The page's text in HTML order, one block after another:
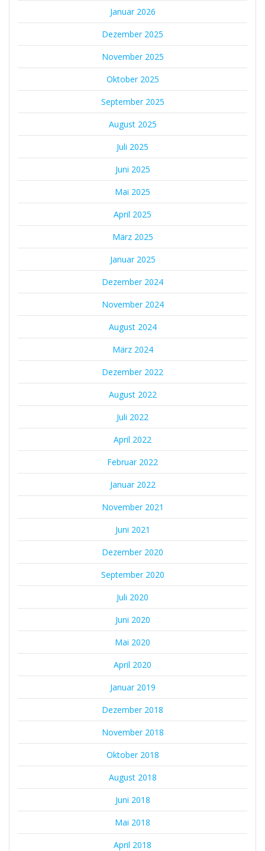
Januar 2026
Dezember 2025
November 2025
Oktober 2025
September 2025
August 2025
Juli 2025
Juni 2025
Mai 2025
April 2025
März 2025
Januar 2025
Dezember 2024
November 2024
August 2024
März 2024
Dezember 2022
August 2022
Juli 2022
April 2022
Februar 2022
Januar 2022
November 2021
Juni 2021
Dezember 2020
September 2020
Juli 2020
Juni 2020
Mai 2020
April 2020
Januar 2019
Dezember 2018
November 2018
Oktober 2018
August 2018
Juni 2018
Mai 2018
April 2018